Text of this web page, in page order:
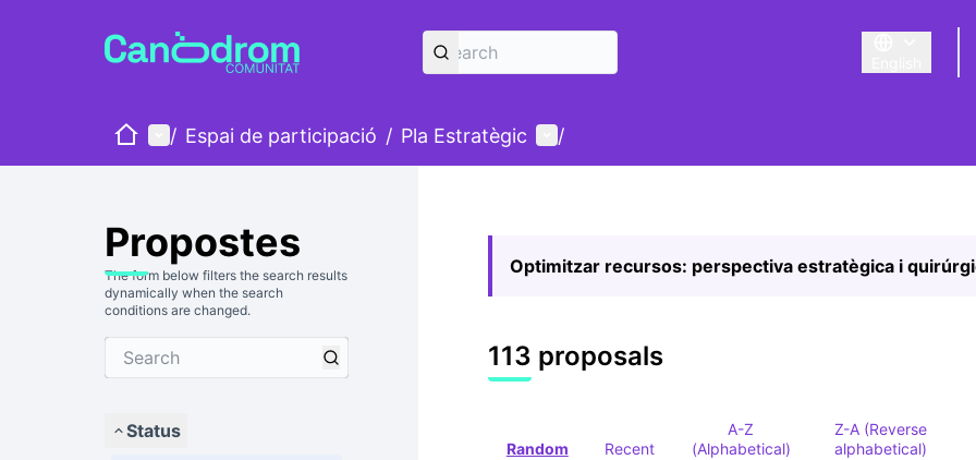
Triar la llengua
HomeMain menu
/ Espai de participació / Pla Estratègic User menu
/
Propostes
The form below filters the search results
dynamically when the search
conditions are changed.
Status
Optimitzar recursos: perspectiva estratègica i
113 proposals
Random Recent
A-Z
(Alphabetical)
Z-A (Reverse
alphabetical)